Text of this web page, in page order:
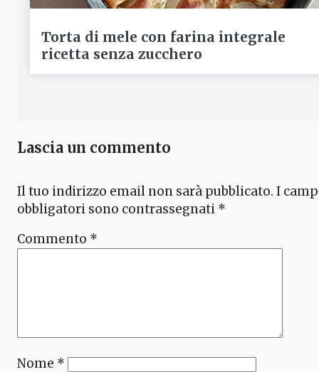
Torta di mele con farina integrale
ricetta senza zucchero
Lascia un commento
Il tuo indirizzo email non sarà pubblicato. I
obbligatori sono contrassegnati *
Commento *
Nome *